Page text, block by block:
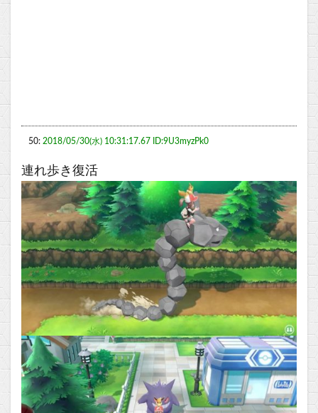
50: 2018/05/30(水) 10:31:17.67 ID:9U3myzPk0
連れ歩き復活